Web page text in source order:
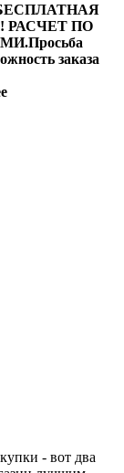
РАСЧЕТ ПО
заказа
- вот два